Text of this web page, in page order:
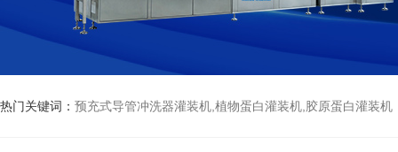
热门关键词： 预充式导管冲洗器灌装机,植物蛋白灌装机,胶原蛋白灌装机